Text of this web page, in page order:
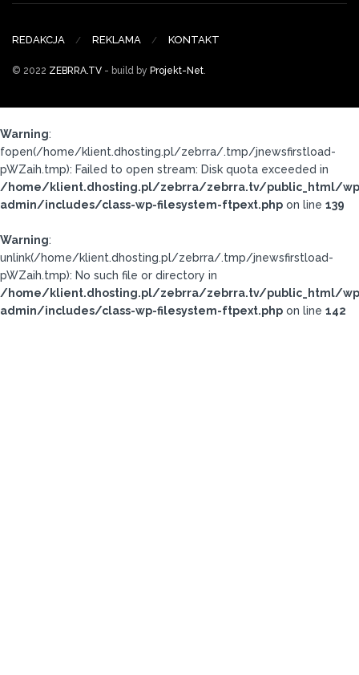
REDAKCJA REKLAMA KONTAKT
© 2022 ZEBRRA.TV - build by Projekt-Net.
Warning:
fopen(/home/klient.dhosting.pl/zebrra/.tmp/jnewsfirstload-
pWZaih.tmp): Failed to open stream: Disk quota exceeded in
/home/klient.dhosting.pl/zebrra/zebrra.tv/public_html/
admin/includes/class-wp-filesystem-ftpext.php on line 139
Warning:
unlink(/home/klient.dhosting.pl/zebrra/.tmp/jnewsfirstload-
pWZaih.tmp): No such file or directory in
/home/klient.dhosting.pl/zebrra/zebrra.tv/public_html/
admin/includes/class-wp-filesystem-ftpext.php on line 142